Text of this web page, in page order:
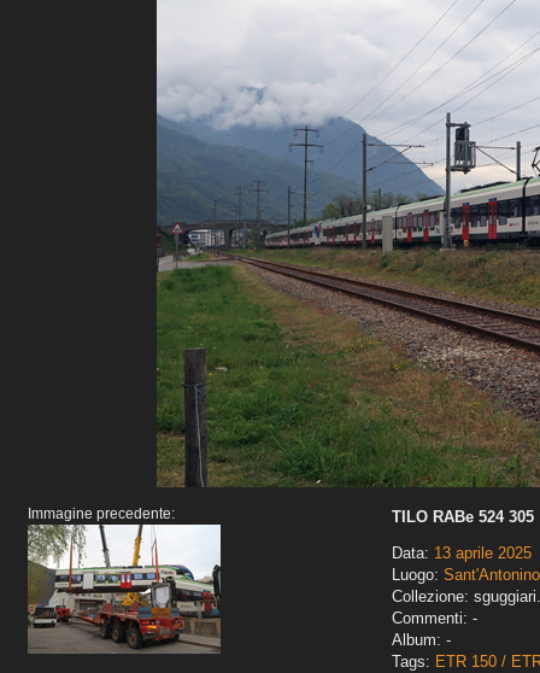
Immagine precedente:
TILO RABe 524 305
Data: 13 aprile 2025
Luogo: Sant'Antonino
Collezione:
Commenti: -
Album: -
Tags: ETR 150 /